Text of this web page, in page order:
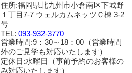
住所:福岡県北九州市小倉南区下城野
１丁目7-7 ウェルカムネッツＣ棟 3-2
号
TEL:093-932-3770
営業時間:9：30～18：00（営業時間
外のご見学も対応いたします）
定休日:水曜日（事前予約のお客様の
み対応いたします）